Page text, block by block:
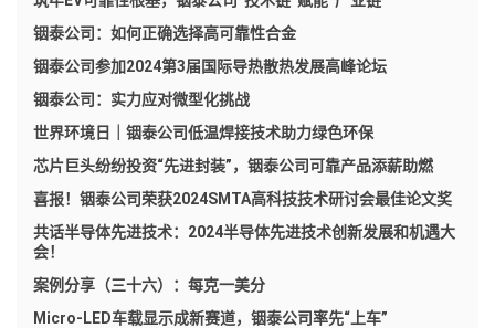
铟泰公司：如何正确选择高可靠性合金
铟泰公司参加2024第3届国际导热散热发展高峰论坛
铟泰公司：实力应对微型化挑战
世界环境日｜铟泰公司低温焊接技术助力绿色环保
芯片巨头纷纷投资“先进封装”，铟泰公司可靠产品添薪助燃
喜报！铟泰公司荣获2024SMTA高科技技术研讨会最佳论文奖
共话半导体先进技术：2024半导体先进技术创新发展和机遇大
会！
案例分享（三十六）：每克一美分
Micro-LED车载显示成新赛道，铟泰公司率先“上车”